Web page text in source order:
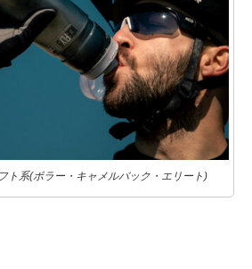
ト系(ポラー・キャメルバック・エリート)